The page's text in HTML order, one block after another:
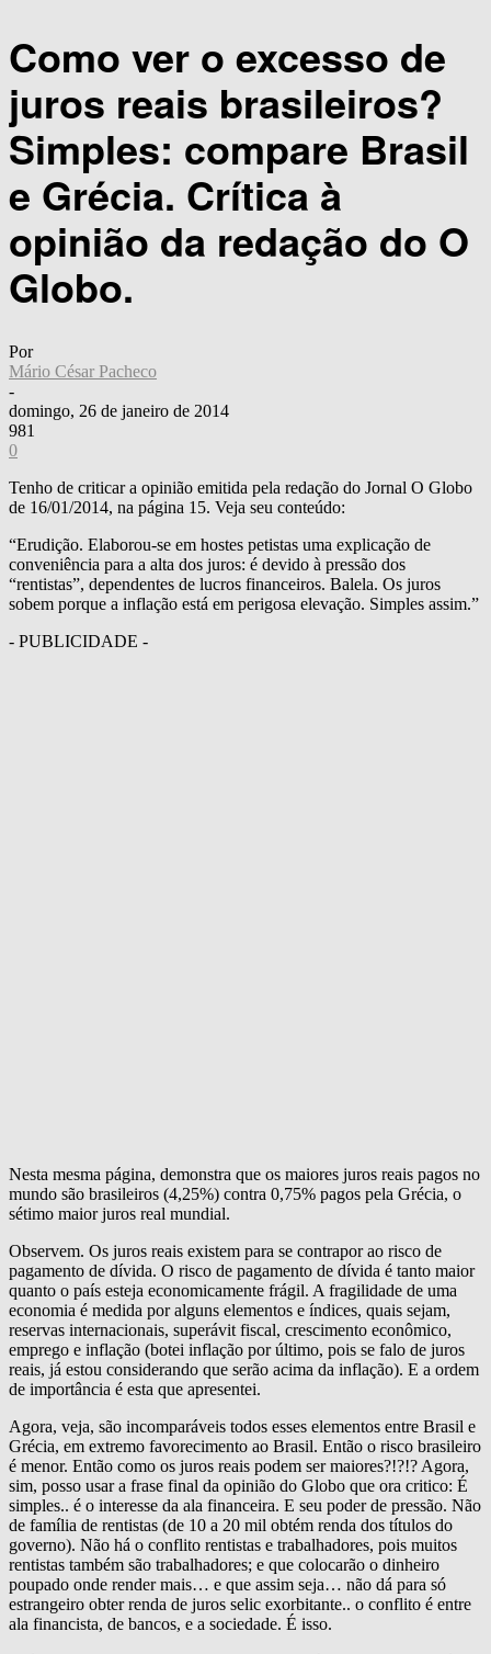
Como ver o excesso de
juros reais brasileiros?
Simples: compare Brasil
e Grécia. Crítica à
opinião da redação do O
Globo.
Por
Mário César Pacheco
-
domingo, 26 de janeiro de 2014
981
0
Tenho de criticar a opinião emitida pela redação do Jornal O Globo
de 16/01/2014, na página 15. Veja seu conteúdo:
“Erudição. Elaborou-se em hostes petistas uma explicação de
conveniência para a alta dos juros: é devido à pressão dos
“rentistas”, dependentes de lucros financeiros. Balela. Os juros
sobem porque a inflação está em perigosa elevação. Simples assim.”
- PUBLICIDADE -
Nesta mesma página, demonstra que os maiores juros reais pagos no
mundo são brasileiros (4,25%) contra 0,75% pagos pela Grécia, o
sétimo maior juros real mundial.
Observem. Os juros reais existem para se contrapor ao risco de
pagamento de dívida. O risco de pagamento de dívida é tanto maior
quanto o país esteja economicamente frágil. A fragilidade de uma
economia é medida por alguns elementos e índices, quais sejam,
reservas internacionais, superávit fiscal, crescimento econômico,
emprego e inflação (botei inflação por último, pois se falo de juros
reais, já estou considerando que serão acima da inflação). E a ordem
de importância é esta que apresentei.
Agora, veja, são incomparáveis todos esses elementos entre Brasil e
Grécia, em extremo favorecimento ao Brasil. Então o risco brasileiro
é menor. Então como os juros reais podem ser maiores?!?!? Agora,
sim, posso usar a frase final da opinião do Globo que ora critico: É
simples.. é o interesse da ala financeira. E seu poder de pressão. Não
de família de rentistas (de 10 a 20 mil obtém renda dos títulos do
governo). Não há o conflito rentistas e trabalhadores, pois muitos
rentistas também são trabalhadores; e que colocarão o dinheiro
poupado onde render mais… e que assim seja… não dá para só
estrangeiro obter renda de juros selic exorbitante.. o conflito é entre
ala financista, de bancos, e a sociedade. É isso.